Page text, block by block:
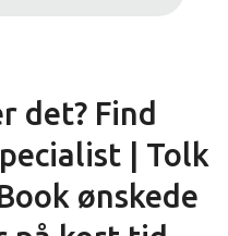
det? Find
| Tolk
ønskede